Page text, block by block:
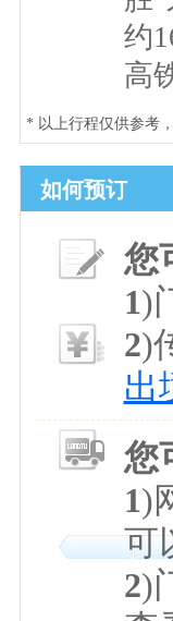
约
高
* 以上行程仅供参考
如何预订
您
1)
2)
出
您
1)
可
2)